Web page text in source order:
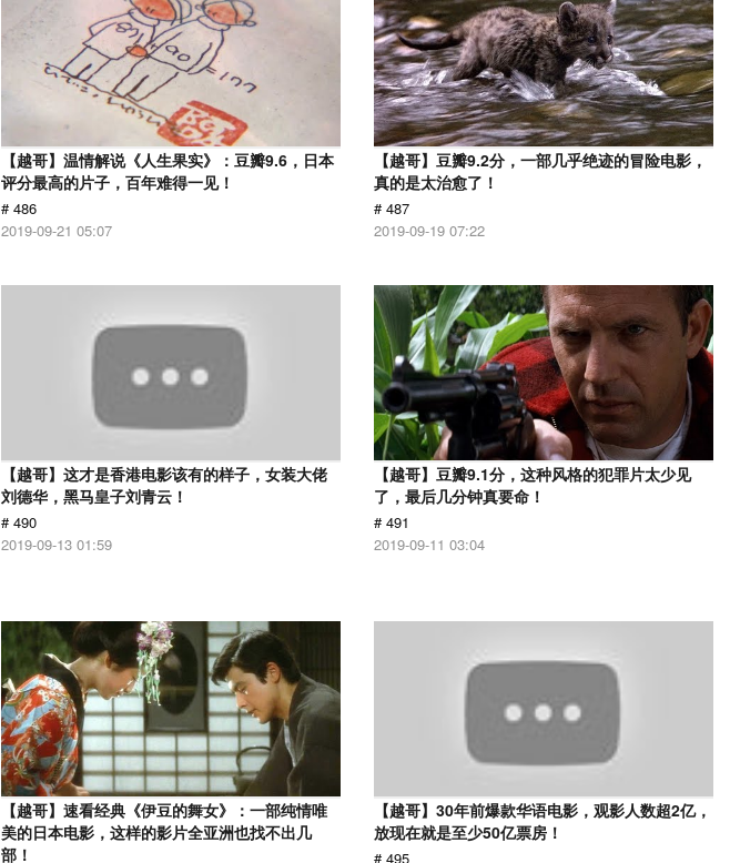
【越哥】温情解说《人生果实》：豆瓣9.6，日本
评分最高的片子，百年难得一见！
# 486
2019-09-21 05:07
【越哥】豆瓣9.2分，一部几乎绝迹的冒险电影，
真的是太治愈了！
# 487
2019-09-19 07:22
【越哥】这才是香港电影该有的样子，女装大佬
刘德华，黑马皇子刘青云！
# 490
2019-09-13 01:59
【越哥】豆瓣9.1分，这种风格的犯罪片太少见
了，最后几分钟真要命！
# 491
2019-09-11 03:04
【越哥】速看经典《伊豆的舞女》：一部纯情唯
美的日本电影，这样的影片全亚洲也找不出几
部！
【越哥】30年前爆款华语电影，观影人数超2亿，
放现在就是至少50亿票房！
# 495